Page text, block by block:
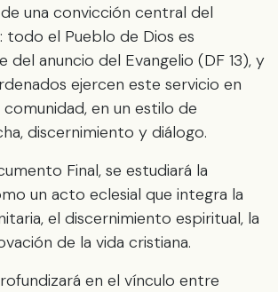
una convicción central del
todo el Pueblo de Dios es
del anuncio del Evangelio (DF 13), y
ejercen este servicio en
en un estilo de
discernimiento y diálogo.
Final, se estudiará la
un acto eclesial que integra la
el discernimiento espiritual, la
de la vida cristiana.
en el vínculo entre